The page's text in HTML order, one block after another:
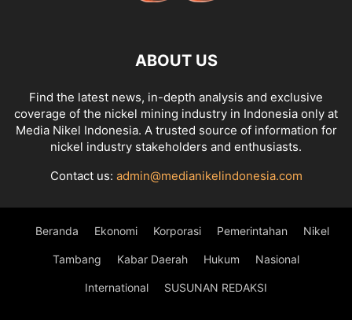
ABOUT US
Find the latest news, in-depth analysis and exclusive
coverage of the nickel mining industry in Indonesia only at
Media Nikel Indonesia. A trusted source of information for
nickel industry stakeholders and enthusiasts.
Contact us: admin@medianikelindonesia.com
Beranda Ekonomi Korporasi Pemerintahan Nikel
Tambang Kabar Daerah Hukum Nasional
International SUSUNAN REDAKSI